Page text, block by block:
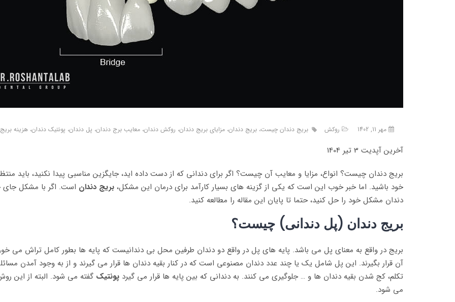
مهر 11, 1402 روکش بریج دندان چیست، بریج دندان، مزایای بریج دندان، روکش دندان، معایب برج دندان، پل دندان، پونتیک دندان، هزینه
آخرین آپدیت 3 تیر 1404
بریج دندان چیست؟ انواع، مزایا و معایب آن چیست؟ اگر برای دندانی که از دست داده اید، جایگزین مناسبی پیدا نکنید، باید
خود باشید. اما خبر خوب این است که یکی از گزینه های بسیار کارآمد برای درمان این مشکل، بریج دندان است. اگر با مشکل جای
دندان مشکل خود را حل کنید، حتما تا پایان این مقاله را مطالعه کنید.
بریج دندان (پل دندانی) چیست؟
بریج در واقع به معنای پل می باشد. پایه های پل در واقع دو دندان طرفین محل بی دندانیست که پایه ها بطور کامل تراش می
آن قرار بگیرند. این پل شامل یک یا چند عدد دندان مصنوعی است که در کنار بقیه دندان ها قرار می گیرند و از به وجود آمدن
تکلم، کج شدن بقیه دندان ها و … جلوگیری می کنند. به دندانی که بین پایه ها قرار می گیرد پونتیک گفته می شود. البته از این
می شود.